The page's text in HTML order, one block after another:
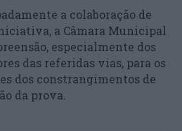
a colaboração de
a Câmara Municipal
especialmente dos
das referidas vias, para os
dos constrangimentos de
da prova.